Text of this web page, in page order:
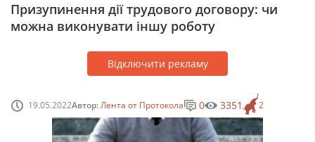
Призупинення дії трудового договору: чи
можна виконувати іншу роботу
Відключити рекламу
19.05.2022Автор:Лента от Протокола 2
0 3351